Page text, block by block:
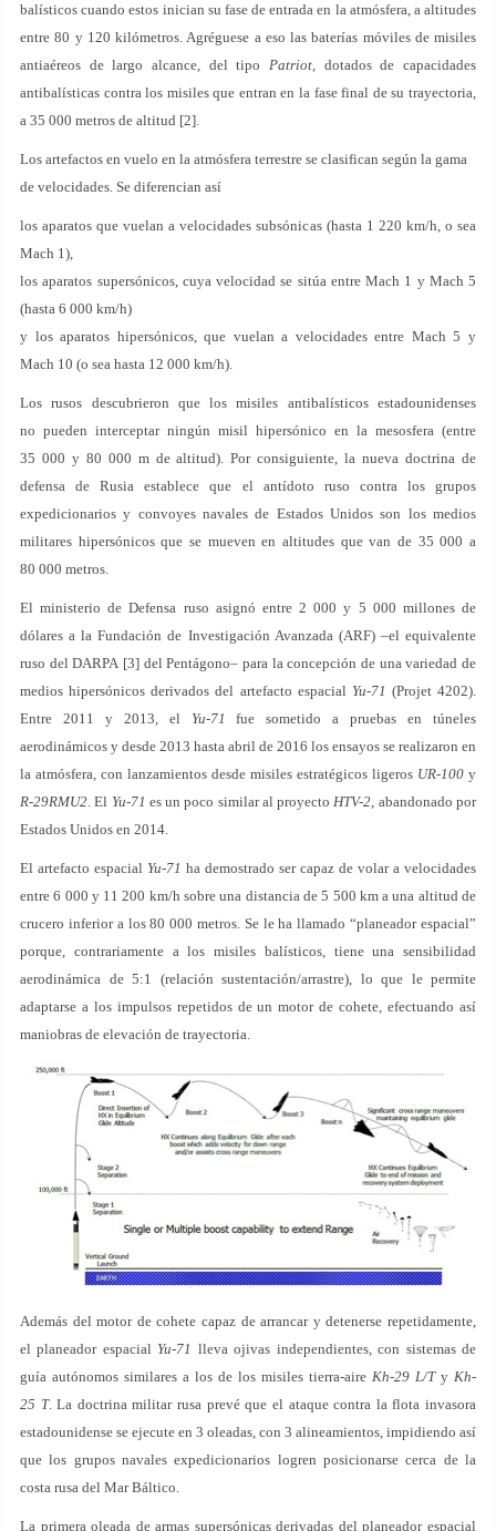
balísticos cuando estos inician su fase de entrada en la atmósfera, a altitudes
entre 80 y 120 kilómetros. Agréguese a eso las baterías móviles de misiles
antiaéreos de largo alcance, del tipo Patriot, dotados de capacidades
antibalísticas contra los misiles que entran en la fase final de su trayectoria,
a 35 000 metros de altitud [2].
Los artefactos en vuelo en la atmósfera terrestre se clasifican según la gama
de velocidades. Se diferencian así
los aparatos que vuelan a velocidades subsónicas (hasta 1 220 km/h, o sea
Mach 1),
los aparatos supersónicos, cuya velocidad se sitúa entre Mach 1 y Mach 5
(hasta 6 000 km/h)
y los aparatos hipersónicos, que vuelan a velocidades entre Mach 5 y
Mach 10 (o sea hasta 12 000 km/h).
Los rusos descubrieron que los misiles antibalísticos estadounidenses
no pueden interceptar ningún misil hipersónico en la mesosfera (entre
35 000 y 80 000 m de altitud). Por consiguiente, la nueva doctrina de
defensa de Rusia establece que el antídoto ruso contra los grupos
expedicionarios y convoyes navales de Estados Unidos son los medios
militares hipersónicos que se mueven en altitudes que van de 35 000 a
80 000 metros.
El ministerio de Defensa ruso asignó entre 2 000 y 5 000 millones de
dólares a la Fundación de Investigación Avanzada (ARF) –el equivalente
ruso del DARPA [3] del Pentágono– para la concepción de una variedad de
medios hipersónicos derivados del artefacto espacial Yu-71 (Projet 4202).
Entre 2011 y 2013, el Yu-71
fue sometido a pruebas en túneles
aerodinámicos y desde 2013 hasta abril de 2016 los ensayos se realizaron en
la atmósfera, con lanzamientos desde misiles estratégicos ligeros UR-100 y
R-29RMU2. El Yu-71 es un poco similar al proyectoHTV-2, abandonado por
Estados Unidos en 2014.
El artefacto espacial Yu-71 ha demostrado ser capaz de volar a velocidades
entre 6 000 y 11 200 km/h sobre una distancia de 5 500 km a una altitud de
crucero inferior a los 80 000 metros. Se le ha llamado “planeador espacial”
porque, contrariamente a los misiles balísticos, tiene una sensibilidad
aerodinámica de 5:1 (relación sustentación/arrastre), lo que le permite
adaptarse a los impulsos repetidos de un motor de cohete, efectuando así
maniobras de elevación de trayectoria.
Además del motor de cohete capaz de arrancar y detenerse repetidamente,
el planeador espacial Yu-71 lleva ojivas independientes, con sistemas de
guía autónomos similares a los de los misiles tierra-aire Kh-29 L/Ty Kh-
25 T. La doctrina militar rusa prevé que el ataque contra la flota invasora
estadounidense se ejecute en 3 oleadas, con 3 alineamientos, impidiendo así
que los grupos navales expedicionarios logren posicionarse cerca de la
costa rusa del Mar Báltico.
La primera oleada de armas supersónicas derivadas del planeador espacial